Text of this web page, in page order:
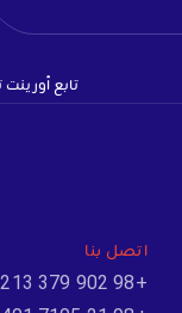
تابع
اتصل بنا
+98 902 379 3213